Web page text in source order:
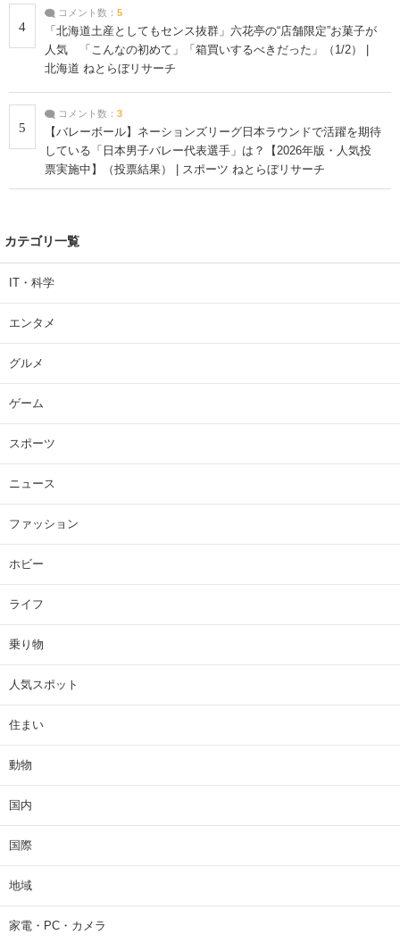
4
コメント数： 5
「北海道土産としてもセンス抜群」六花亭の“店舗限定”お菓子が
人気 「こんなの初めて」「箱買いするべきだった」（1/2） |
北海道 ねとらぼリサーチ
5
コメント数： 3
【バレーボール】ネーションズリーグ日本ラウンドで活躍を期待
している「日本男子バレー代表選手」は？【2026年版・人気投
票実施中】（投票結果） | スポーツ ねとらぼリサーチ
カテゴリ一覧
IT・科学
エンタメ
グルメ
ゲーム
スポーツ
ニュース
ファッション
ホビー
ライフ
乗り物
人気スポット
住まい
動物
国内
国際
地域
家電・PC・カメラ